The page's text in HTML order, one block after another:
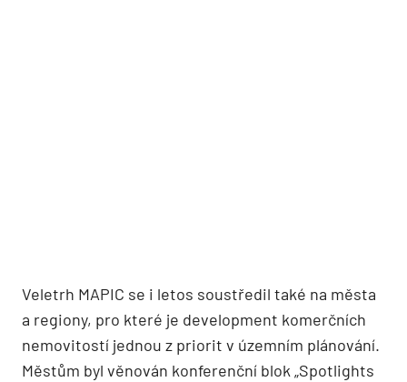
Veletrh MAPIC se i letos soustředil také na města
a regiony, pro které je development komerčních
nemovitostí jednou z priorit v územním plánování.
Městům byl věnován konferenční blok „Spotlights